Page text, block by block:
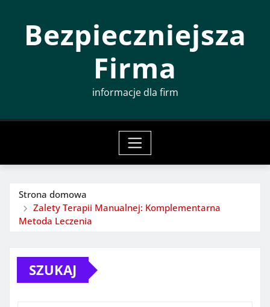
Bezpieczniejsza
Firma
informacje dla firm
Strona domowa
Zalety Terapii Manualnej: Komplementarna
Metoda Leczenia
SZUKAJ